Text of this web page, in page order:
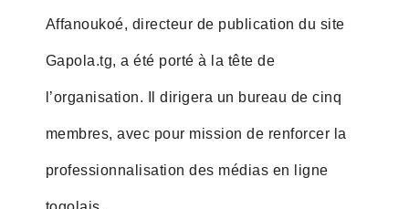
Affanoukoé, directeur de publication du site
Gapola.tg, a été porté à la tête de
l’organisation. Il dirigera un bureau de cinq
membres, avec pour mission de renforcer la
professionnalisation des médias en ligne